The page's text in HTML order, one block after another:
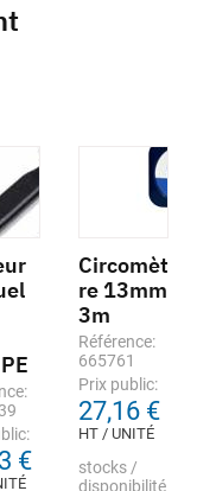
€
Circomèt
re 13mm
3m
Référence:
665761
Prix public:
27,16 €
HT / UNITÉ
stocks /
disponibilité